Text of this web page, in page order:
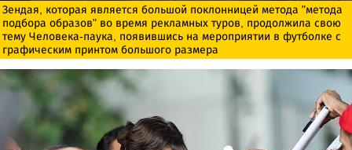
Зендая, которая является большой поклонницей метода "метода
подбора образов" во время рекламных туров, продолжила свою
тему Человека-паука, появившись на мероприятии в футболке с
графическим принтом большого размера